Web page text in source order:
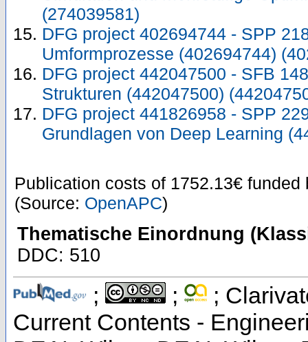
(274039581)
DFG project 402694744 - SPP
Umformprozesse (402694744)
DFG project 442047500 - SFB
Strukturen (442047500)
DFG project 441826958 - SPP
Grundlagen von Deep Learning
Publication costs of 1752.13€ funded
(Source: OpenAPC)
Thematische Einordnung
DDC: 510
; ;
;
Current Contents -